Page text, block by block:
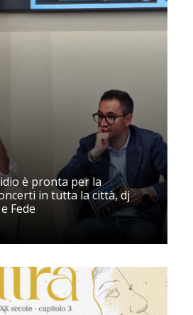
è pronta per la
in tutta la città, dj
Fede